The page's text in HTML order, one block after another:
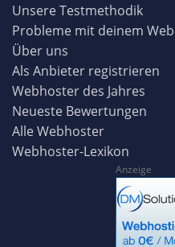
Unsere Testmethodik
Probleme mit deinem
Über uns
Als Anbieter registrieren
Webhoster des Jahres
Neueste Bewertungen
Alle Webhoster
Webhoster-Lexikon
Anzeige